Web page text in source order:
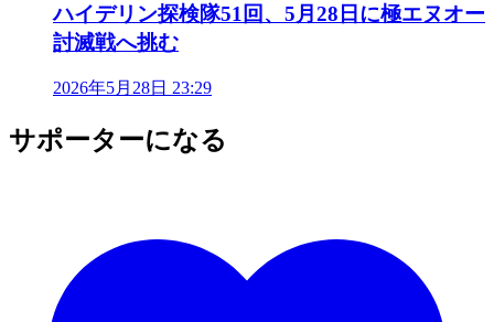
ハイデリン探検隊51回、5月28日に極エヌオー
討滅戦へ挑む
2026年5月28日 23:29
サポーターになる